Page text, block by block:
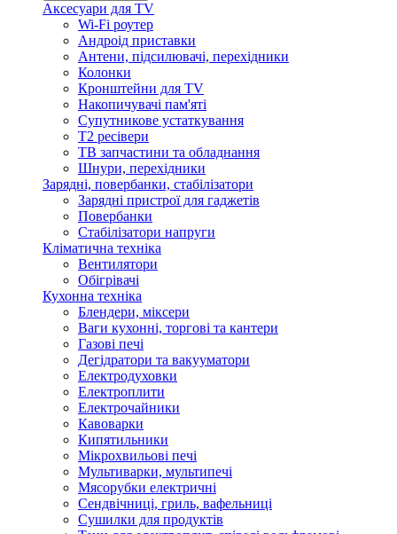
Аксесуари для TV
Wi-Fi роутер
Андроід приставки
Антени, підсилювачі, перехідники
Колонки
Кронштейни для TV
Накопичувачі пам'яті
Супутникове устаткування
Т2 ресівери
ТВ запчастини та обладнання
Шнури, перехідники
Зарядні, повербанки, стабілізатори
Зарядні пристрої для гаджетів
Повербанки
Стабілізатори напруги
Кліматична техніка
Вентилятори
Обігрівачі
Кухонна техніка
Блендери, міксери
Ваги кухонні, торгові та кантери
Газові печі
Дегідратори та вакууматори
Електродуховки
Електроплити
Електрочайники
Кавоварки
Кипятильники
Мікрохвильові печі
Мультиварки, мультипечі
Мясорубки електричні
Сендвічниці, гриль, вафельниці
Сушилки для продуктів